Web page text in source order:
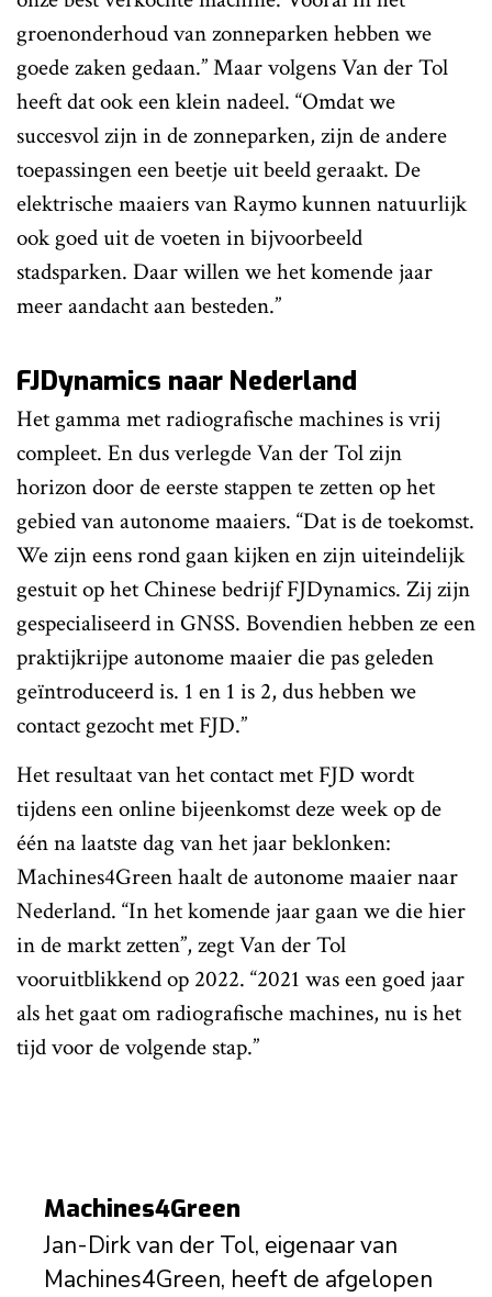
groenonderhoud van zonneparken hebben we
goede zaken gedaan.” Maar volgens Van der Tol
heeft dat ook een klein nadeel. “Omdat we
succesvol zijn in de zonneparken, zijn de andere
toepassingen een beetje uit beeld geraakt. De
elektrische maaiers van Raymo kunnen natuurlijk
ook goed uit de voeten in bijvoorbeeld
stadsparken. Daar willen we het komende jaar
meer aandacht aan besteden.”
FJDynamics naar Nederland
Het gamma met radiografische machines is vrij
compleet. En dus verlegde Van der Tol zijn
horizon door de eerste stappen te zetten op het
gebied van autonome maaiers. “Dat is de toekomst.
We zijn eens rond gaan kijken en zijn uiteindelijk
gestuit op het Chinese bedrijf FJDynamics. Zij zijn
gespecialiseerd in GNSS. Bovendien hebben ze een
praktijkrijpe autonome maaier die pas geleden
geïntroduceerd is. 1 en 1 is 2, dus hebben we
contact gezocht met FJD.”
Het resultaat van het contact met FJD wordt
tijdens een online bijeenkomst deze week op de
één na laatste dag van het jaar beklonken:
Machines4Green haalt de autonome maaier naar
Nederland. “In het komende jaar gaan we die hier
in de markt zetten”, zegt Van der Tol
vooruitblikkend op 2022. “2021 was een goed jaar
als het gaat om radiografische machines, nu is het
tijd voor de volgende stap.”
Machines4Green
Jan-Dirk van der Tol, eigenaar van
Machines4Green, heeft de afgelopen